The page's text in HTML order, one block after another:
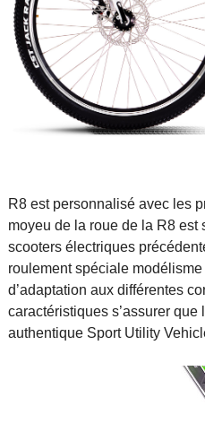
R8 est personnalisé avec les
moyeu de la roue de la R8
scooters électriques
roulement spéciale
d’adaptation aux différentes
caractéristiques s’assurer
authentique Sport Utility